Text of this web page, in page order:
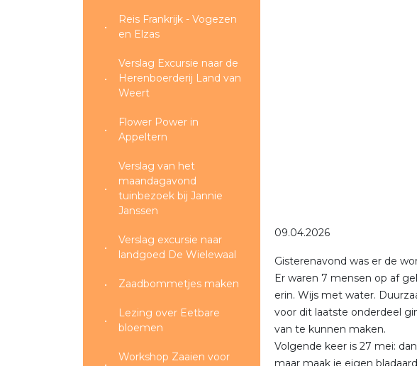
Reis Frankrijk - Vogezen
en Elzas
Verslag Excursie naar de
Herenboerderij Land van
Weert
Flower Power in
Appeltern
Verslag van het
maandagavond
tuinbezoek bij Jannie
Janssen
Verslag excursie naar
landgoed De Wielewaal
Zaadbommetjes maken
Lezing over Eetbare
bloemen
Workshop Zaaien voor
09.04.2026
Gisterenavond was er de
Er waren 7 mensen op af
erin. Wijs met water.
voor dit laatste onderdeel
van te kunnen maken.
Volgende keer is 27 mei:
maar maak je eigen